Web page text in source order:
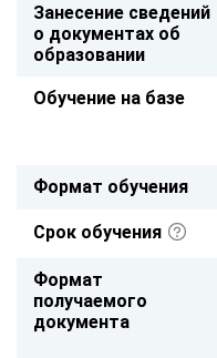
Занесение сведений
о документах об
образовании
Обучение на базе
Формат обучения
Срок обучения
Формат
получаемого
документа